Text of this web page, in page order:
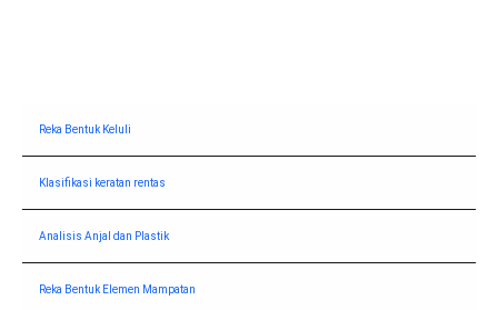
Reka Bentuk Keluli
Klasifikasi keratan rentas
Analisis Anjal dan Plastik
Reka Bentuk Elemen Mampatan